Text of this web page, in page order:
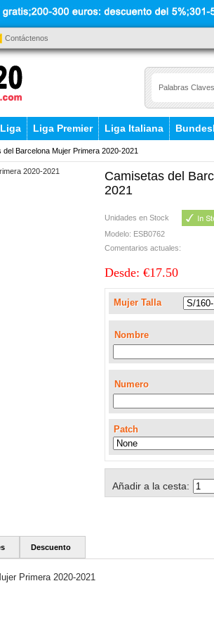
Contáctenos
Liga Premier Liga Italiana
Barcelona Mujer Primera 2020-2021
Camisetas del
2021
Unidades en Stock
Modelo: ESB0762
Comentarios actuales:
Desde: €17.50
Mujer Talla
Nombre
Numero
Patch
Añadir a la cesta:
Descuento
Primera 2020-2021